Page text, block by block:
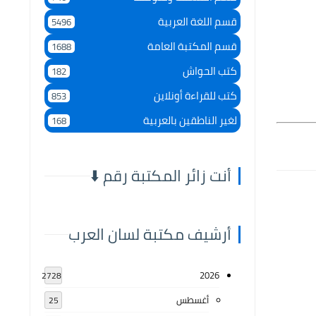
قسم اللغة العربية 5496
قسم المكتبة العامة 1688
كتب الحواش 182
كتب للقراءة أونلاين 853
لغير الناطقين بالعربية 168
أنت زائر المكتبة رقم ⬇️
أرشيف مكتبة لسان العرب
2026
2728
أغسطس 25